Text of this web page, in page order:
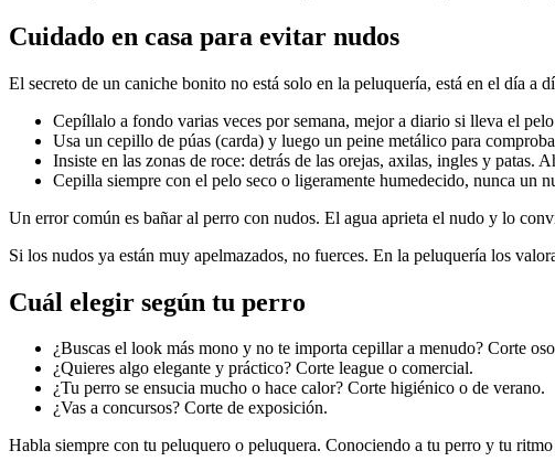
Cuidado en casa para evitar nudos
El secreto de un caniche bonito no está solo en la peluquería, está en el día a
Cepíllalo a fondo varias veces por semana, mejor a diario si lleva el
Usa un cepillo de púas (carda) y luego un peine metálico para
Insiste en las zonas de roce: detrás de las orejas, axilas, ingles y patas.
Cepilla siempre con el pelo seco o ligeramente humedecido, nunca un
Un error común es bañar al perro con nudos. El agua aprieta el nudo y lo
Si los nudos ya están muy apelmazados, no fuerces. En la peluquería los
Cuál elegir según tu perro
¿Buscas el look más mono y no te importa cepillar a menudo? Corte
¿Quieres algo elegante y práctico? Corte league o comercial.
¿Tu perro se ensucia mucho o hace calor? Corte higiénico o de verano.
¿Vas a concursos? Corte de exposición.
Habla siempre con tu peluquero o peluquera. Conociendo a tu perro y tu